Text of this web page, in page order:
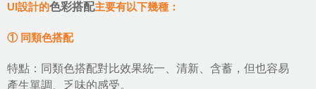
UI設計的色彩搭配主要有以下幾種：
① 同類色搭配
特點：同類色搭配對比效果統一、清新、含蓄，但也容易
產生單調、乏味的感受。